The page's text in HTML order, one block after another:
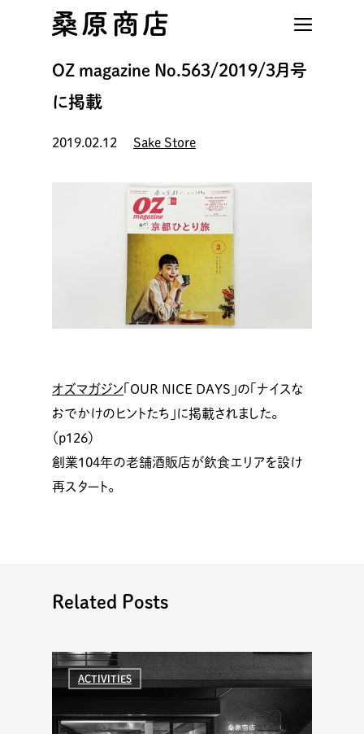
OZ magazine No.563/2019/3月号
に掲載
2019.02.12 Sake Store
オズマガジン 「OUR NICE DAYS」の「ナイスな
おでかけのヒントたち」に掲載されました。
（p126）
創業104年の老舗酒販店が飲食エリアを設け
再スタート。
Related Posts
ACTIVITIES